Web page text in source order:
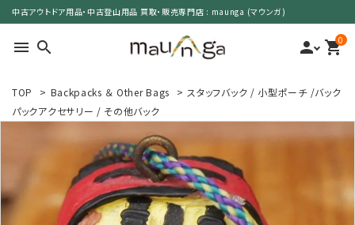
中古アウトドア用品・中古登山用品 買取・販売専門店 : maunga (マウンガ)
menu search person 0
shopping_cart
search
カテゴリーで選ぶ
サイズで選ぶ
TOP > Backpacks ＆ Other Bags > スタッフバック / 小型ポーチ /バック
パックアクセサリー / その他バック